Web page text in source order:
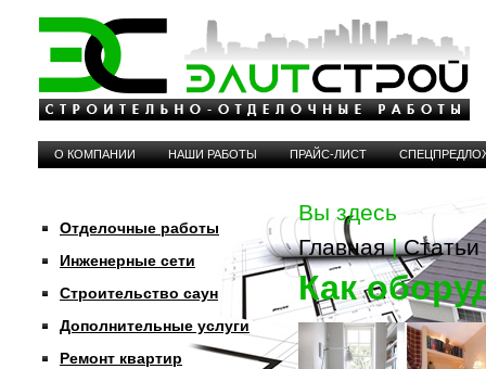
О КОМПАНИИ НАШИ РАБОТЫ ПРАЙС-ЛИСТ
Вы здесь
Главная|Статьи
Как
Отделочные работы
Инженерные сети
Строительство саун
Дополнительные услуги
Ремонт квартир